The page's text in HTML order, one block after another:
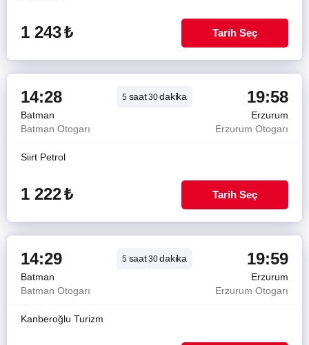
1 243₺ Tarih Seç
14:28 5 saat30dakika 19:58
Batman
Erzurum
Batman Otogarı
Erzurum Otogarı
Siirt Petrol
1 222₺ Tarih Seç
14:29 5 saat30dakika 19:59
Batman
Erzurum
Batman Otogarı
Erzurum Otogarı
Kanberoğlu Turizm